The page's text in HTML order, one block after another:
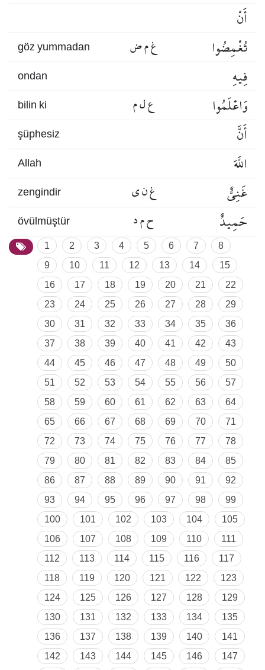
أَنْ
göz yummadan غ م ض تُغْمِضُوا
ondan فِيهِ
bilin ki ع ل م وَاعْلَمُوا
şüphesiz أَنَّ
Allah اللَّهَ
zengindir غ ن ي غَنِيٌّ
övülmüştür ح م د حَمِيدٌ
1 2 3 4 5 6 7
8
9
10 11 12 13 14
15
16
17 18 19 20 21
22
23
24 25 26 27 28
29
30
31 32 33 34 35
36
37
38 39 40 41 42
43
44
45 46 47 48 49
50
51
52 53 54 55 56
57
58
59 60 61 62 63
64
65
66 67 68 69 70
71
72
73 74 75 76 77
78
79
80 81 82 83 84
85
86
87 88 89 90 91
92
93
94 95 96 97 98
99
100
101 102 103 104
105
106
107 108 109 110
111
112
113 114 115 116
117
118
119 120 121 122
123
124
125 126 127 128
129
130
131 132 133 134
135
136
137 138 139 140
141
142
143 144 145 146
147